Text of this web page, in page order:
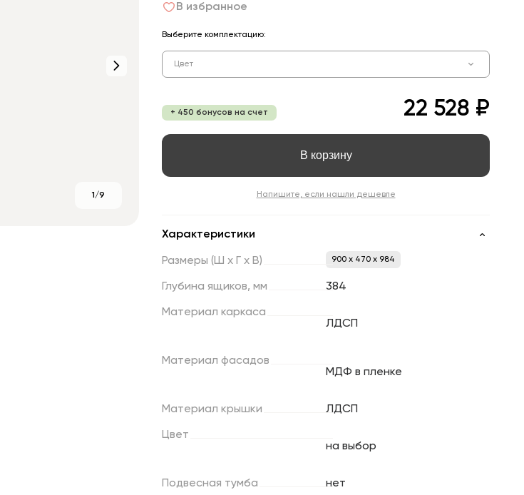
1/9
В избранное
Выберите комплектацию:
Цвет
+ 450 бонусов на счет 22 528 ₽
В корзину
Напишите, если нашли дешевле
Характеристики
Размеры (Ш х Г х В) 900 x 470 x 984
Глубина ящиков, мм 384
Материал каркаса
ЛДСП
Материал фасадов
МДФ в пленке
Материал крышки ЛДСП
Цвет
на выбор
Подвесная тумба нет